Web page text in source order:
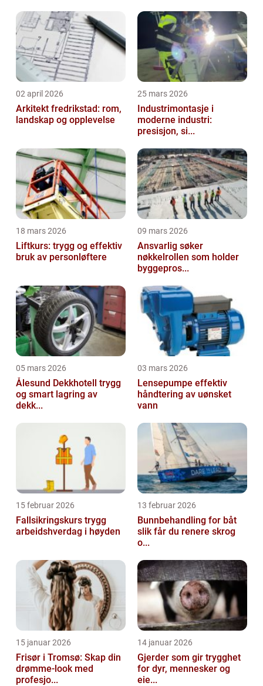
02 april 2026
Arkitekt fredrikstad: rom,
landskap og opplevelse
25 mars 2026
Industrimontasje i
moderne industri:
presisjon, si...
18 mars 2026
Liftkurs: trygg og effektiv
bruk av personløftere
09 mars 2026
Ansvarlig søker
nøkkelrollen som holder
byggepros...
05 mars 2026
Ålesund Dekkhotell trygg
og smart lagring av
dekk...
03 mars 2026
Lensepumpe effektiv
håndtering av uønsket
vann
15 februar 2026
Fallsikringskurs trygg
arbeidshverdag i høyden
13 februar 2026
Bunnbehandling for båt
slik får du renere skrog
o...
15 januar 2026
Frisør i Tromsø: Skap din
drømme-look med
profesjo...
14 januar 2026
Gjerder som gir trygghet
for dyr, mennesker og
eie...